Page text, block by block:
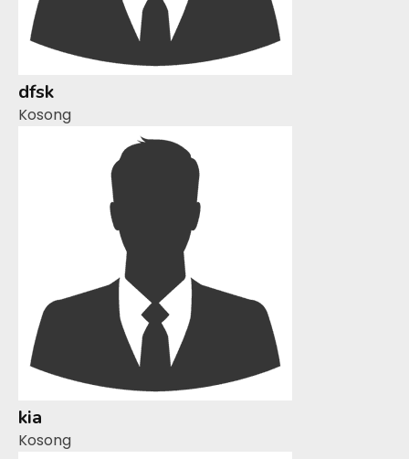
dfsk
Kosong
kia
Kosong